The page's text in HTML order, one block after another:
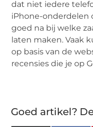
dat niet iedere
iPhone-onderdelen
goed na bij welke
laten maken. Vaak
op basis van de
recensies die je op
Goed artikel?